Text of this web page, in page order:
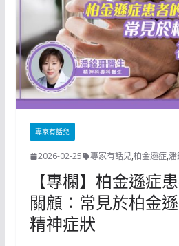
專家有話兒
2026-02-25 專家有話兒,柏金遜症,潘
【專欄】柏金遜症
關顧：常見於柏金
精神症狀